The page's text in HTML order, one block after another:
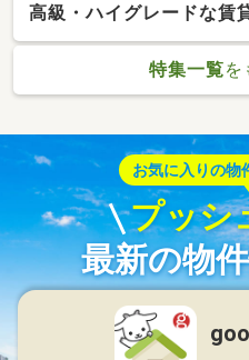
高級・ハイグレードな賃
特集一覧を
お気に入りの物
プッシ
最新の物